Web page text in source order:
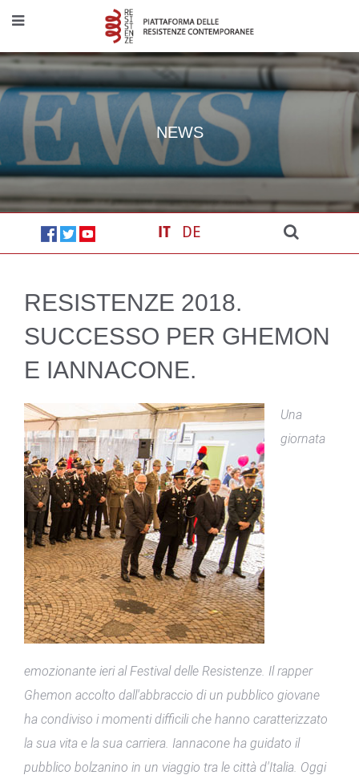
NEWS
IT DE
RESISTENZE 2018.
SUCCESSO PER GHEMON
E IANNACONE.
Una
giornata
emozionante ieri al Festival delle Resistenze. Il rapper
Ghemon accolto dall'abbraccio di un pubblico giovane
ha condiviso i momenti difficili che hanno caratterizzato
la sua vita e la sua carriera. Iannacone ha guidato il
pubblico bolzanino in un viaggio tra le città d'Italia. Oggi